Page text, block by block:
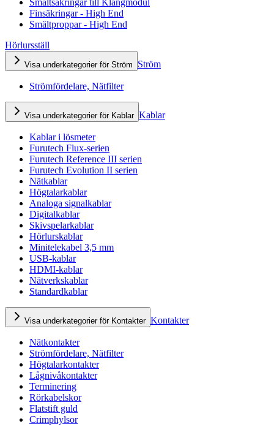
Finsäkringar - High End
Smältproppar - High End
Hörlursställ
Visa underkategorier för Ström Ström
Strömfördelare, Nätfilter
Visa underkategorier för Kablar Kablar
Kablar i lösmeter
Furutech Flux-serien
Furutech Reference III serien
Furutech Evolution II serien
Nätkablar
Högtalarkablar
Analoga signalkablar
Digitalkablar
Skivspelarkablar
Hörlurskablar
Minitelekabel 3,5 mm
USB-kablar
HDMI-kablar
Nätverkskablar
Standardkablar
Visa underkategorier för Kontakter Kontakter
Nätkontakter
Strömfördelare, Nätfilter
Högtalarkontakter
Lågnivåkontakter
Terminering
Rörkabelskor
Flatstift guld
Crimphylsor